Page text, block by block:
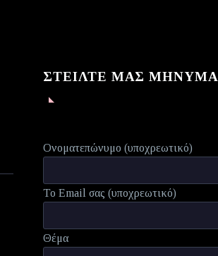
ΣΤΕΊΛΤΕ ΜΑΣ ΜΉΝΥΜΑ
Ονοματεπώνυμο (υποχρεωτικό)
Το Email σας (υποχρεωτικό)
Θέμα